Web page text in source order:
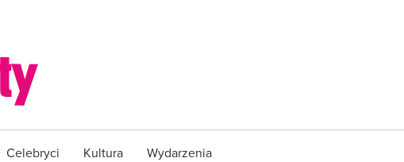
Celebryci Kultura Wydarzenia